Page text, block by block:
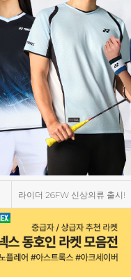
라이더 26FW 신상의류 출시!